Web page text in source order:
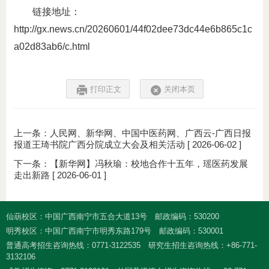
链接地址：
http://gx.news.cn/20260601/44f02dee73dc44e6b865c1c
a02d83ab6/c.html
打印正文 关闭本页
上一条： 人民网、新华网、中国中医药网、广西云-广西日报
报道王琦书院广西分院成立大会及相关活动 [ 2026-06-02 ]
下一条：
【新华网】冯秋瑜：校地合作十五年，瑶医药发展
走出新路 [ 2026-06-01 ]
仙葫校区：中国广西南宁市五合大道13号
邮政编码：530200
明秀校区：中国广西南宁市明秀东路179号
邮政编码：530001
普通高考招生咨询热线：0771-3122535
研究生招生咨询热线：+86-771-
3132106